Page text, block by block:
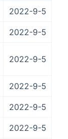
2022-9-5
2022-9-5
2022-9-5
2022-9-5
2022-9-5
2022-9-5